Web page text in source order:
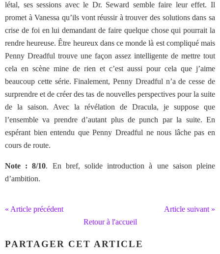
létal, ses sessions avec le Dr. Seward semble faire leur effet. Il
promet à Vanessa qu’ils vont réussir à trouver des solutions dans sa
crise de foi en lui demandant de faire quelque chose qui pourrait la
rendre heureuse. Être heureux dans ce monde là est compliqué mais
Penny Dreadful trouve une façon assez intelligente de mettre tout
cela en scène mine de rien et c’est aussi pour cela que j’aime
beaucoup cette série. Finalement, Penny Dreadful n’a de cesse de
surprendre et de créer des tas de nouvelles perspectives pour la suite
de la saison. Avec la révélation de Dracula, je suppose que
l’ensemble va prendre d’autant plus de punch par la suite. En
espérant bien entendu que Penny Dreadful ne nous lâche pas en
cours de route.
Note : 8/10. En bref, solide introduction à une saison pleine
d’ambition.
« Article précédent
Article suivant »
Retour à l'accueil
PARTAGER CET ARTICLE